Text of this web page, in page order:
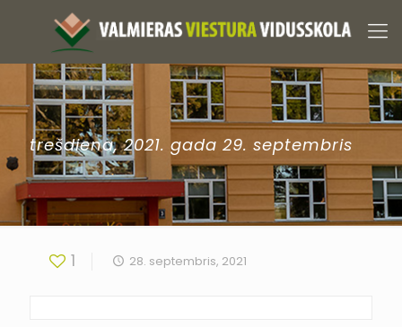
trešdiena, 2021. gada 29. septembris
1 28. septembris, 2021